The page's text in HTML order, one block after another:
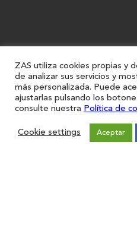
Restaurantes
Iniciar sesión
Forma parte de ZAS
ZAS utiliza cookies propias y
de analizar sus servicios y
más personalizada. Puede
ajustarlas pulsando los
consulte nuestra Política de
Cookie settings Aceptar